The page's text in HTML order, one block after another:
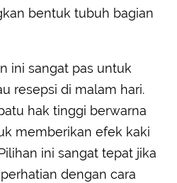
bentuk tubuh bagian
ini sangat pas untuk
resepsi di malam hari.
hak tinggi berwarna
memberikan efek kaki
ini sangat tepat jika
dengan cara